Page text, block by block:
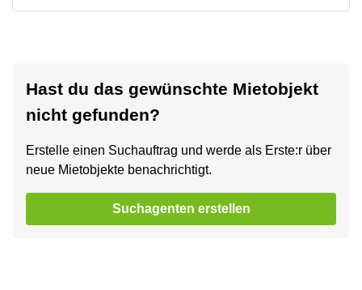
Hast du das gewünschte Mietobjekt
nicht gefunden?
Erstelle einen Suchauftrag und werde als Erste:r über
neue Mietobjekte benachrichtigt.
Suchagenten erstellen